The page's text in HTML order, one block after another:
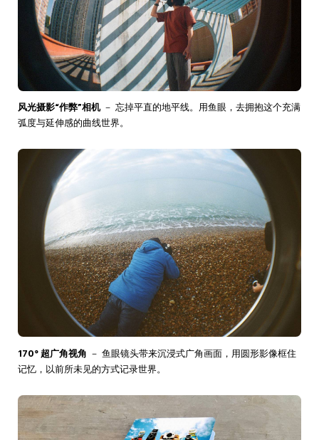
风光摄影“作弊”相机－ 忘掉平直的地平线。用鱼眼，去拥抱这个充满
弧度与延伸感的曲线世界。
170° 超广角视角 － 鱼眼镜头带来沉浸式广角画面，用圆形影像框住
记忆，以前所未见的方式记录世界。